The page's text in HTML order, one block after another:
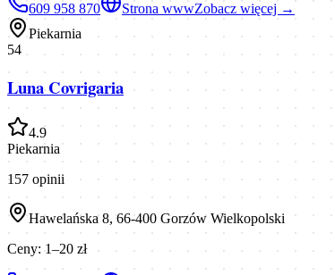
609 958 870 Strona wwwZobacz więcej →
Piekarnia
54
Luna Covrigaria
4.9
Piekarnia
157 opinii
Hawelańska 8, 66-400 Gorzów Wielkopolski
Ceny:1–20 zł